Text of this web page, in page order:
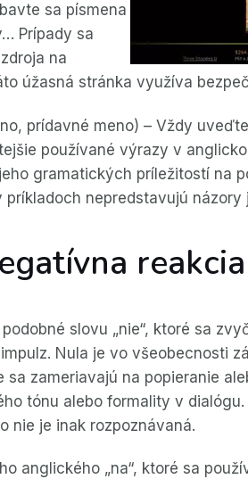
sa písmena
Prípady sa
na
úžasná stránka využíva
prídavné meno) – Vždy
používané výrazy v
gramatických príležitostí na
nepredstavujú
reakcia
slovu „nie“, ktoré sa
Nula je vo všeobecnosti
zameriavajú na popieranie
tónu alebo formality v
nie je inak rozpoznávaná.
anglického „na“, ktoré sa